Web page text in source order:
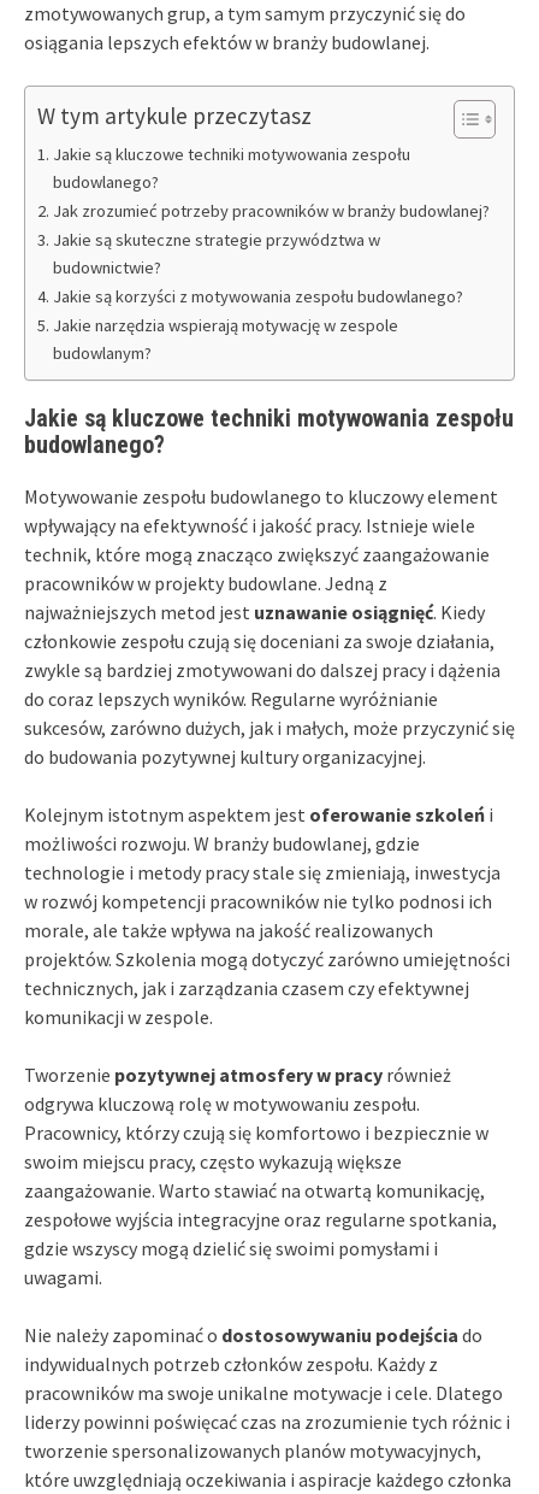
zmotywowanych grup, a tym samym przyczynić się do
osiągania lepszych efektów w branży budowlanej.
W tym artykule przeczytasz
Jakie są kluczowe techniki motywowania zespołu
budowlanego?
Jak zrozumieć potrzeby pracowników w branży budowlanej?
Jakie są skuteczne strategie przywództwa w
budownictwie?
Jakie są korzyści z motywowania zespołu budowlanego?
Jakie narzędzia wspierają motywację w zespole
budowlanym?
Jakie są kluczowe techniki motywowania zespołu
budowlanego?
Motywowanie zespołu budowlanego to kluczowy element
wpływający na efektywność i jakość pracy. Istnieje wiele
technik, które mogą znacząco zwiększyć zaangażowanie
pracowników w projekty budowlane. Jedną z
najważniejszych metod jest uznawanie osiągnięć. Kiedy
członkowie zespołu czują się doceniani za swoje działania,
zwykle są bardziej zmotywowani do dalszej pracy i dążenia
do coraz lepszych wyników. Regularne wyróżnianie
sukcesów, zarówno dużych, jak i małych, może przyczynić się
do budowania pozytywnej kultury organizacyjnej.
Kolejnym istotnym aspektem jest oferowanie szkoleń i
możliwości rozwoju. W branży budowlanej, gdzie
technologie i metody pracy stale się zmieniają, inwestycja
w rozwój kompetencji pracowników nie tylko podnosi ich
morale, ale także wpływa na jakość realizowanych
projektów. Szkolenia mogą dotyczyć zarówno umiejętności
technicznych, jak i zarządzania czasem czy efektywnej
komunikacji w zespole.
Tworzenie pozytywnej atmosfery w pracy również
odgrywa kluczową rolę w motywowaniu zespołu.
Pracownicy, którzy czują się komfortowo i bezpiecznie w
swoim miejscu pracy, często wykazują większe
zaangażowanie. Warto stawiać na otwartą komunikację,
zespołowe wyjścia integracyjne oraz regularne spotkania,
gdzie wszyscy mogą dzielić się swoimi pomysłami i
uwagami.
Nie należy zapominać o dostosowywaniu podejścia do
indywidualnych potrzeb członków zespołu. Każdy z
pracowników ma swoje unikalne motywacje i cele. Dlatego
liderzy powinni poświęcać czas na zrozumienie tych różnic i
tworzenie spersonalizowanych planów motywacyjnych,
które uwzględniają oczekiwania i aspiracje każdego członka